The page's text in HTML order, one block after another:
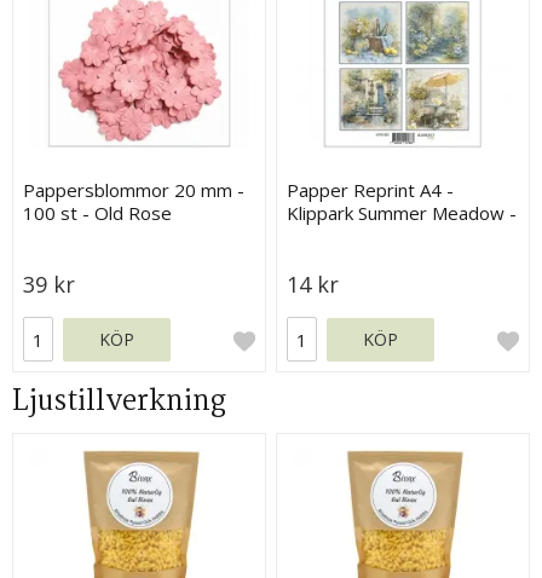
Pappersblommor 20 mm -
100 st - Old Rose
39 kr
KÖP
Papper Reprint A4 -
Klippark Summer Meadow -
14 kr
KÖP
Ljustillverkning